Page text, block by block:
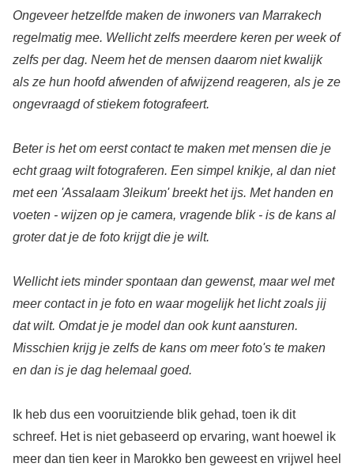
Ongeveer hetzelfde maken de inwoners van Marrakech
regelmatig mee. Wellicht zelfs meerdere keren per week of
zelfs per dag. Neem het de mensen daarom niet kwalijk
als ze hun hoofd afwenden of afwijzend reageren, als je ze
ongevraagd of stiekem fotografeert.
Beter is het om eerst contact te maken met mensen die je
echt graag wilt fotograferen. Een simpel knikje, al dan niet
met een 'Assalaam 3leikum' breekt het ijs. Met handen en
voeten - wijzen op je camera, vragende blik - is de kans al
groter dat je de foto krijgt die je wilt.
Wellicht iets minder spontaan dan gewenst, maar wel met
meer contact in je foto en waar mogelijk het licht zoals jij
dat wilt. Omdat je je model dan ook kunt aansturen.
Misschien krijg je zelfs de kans om meer foto's te maken
en dan is je dag helemaal goed.
Ik heb dus een vooruitziende blik gehad, toen ik dit
schreef. Het is niet gebaseerd op ervaring, want hoewel ik
meer dan tien keer in Marokko ben geweest en vrijwel heel